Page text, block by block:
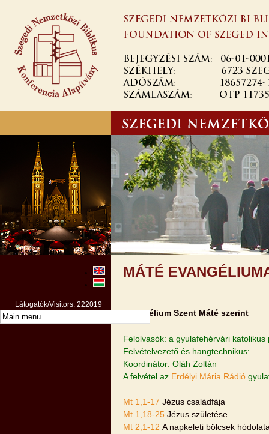
MÁTÉ
Evangélium Szent Máté szerint
Felolvasók: a gyulafehérvári katolikus
Felvételvezető és hangtechnikus:
Koordinátor: Oláh Zoltán
A felvétel az Erdélyi Mária Rádió
Mt 1,1-17 Jézus családfája
Mt 1,18-25 Jézus születése
Mt 2,1-12 A napkeleti bölcsek
Látogatók/Visitors: 222019